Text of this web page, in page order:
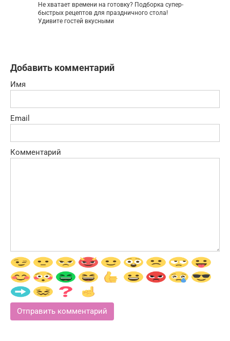
Не хватает времени на готовку? Подборка супер-
быстрых рецептов для праздничного стола!
Удивите гостей вкусными
Добавить комментарий
Имя
Email
Комментарий